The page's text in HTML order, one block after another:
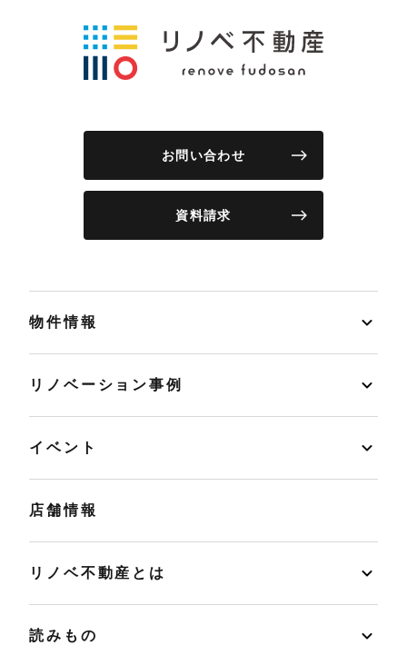
お問い合わせ
資料請求
物件情報
リノベーション事例
イベント
店舗情報
リノベ不動産とは
読みもの